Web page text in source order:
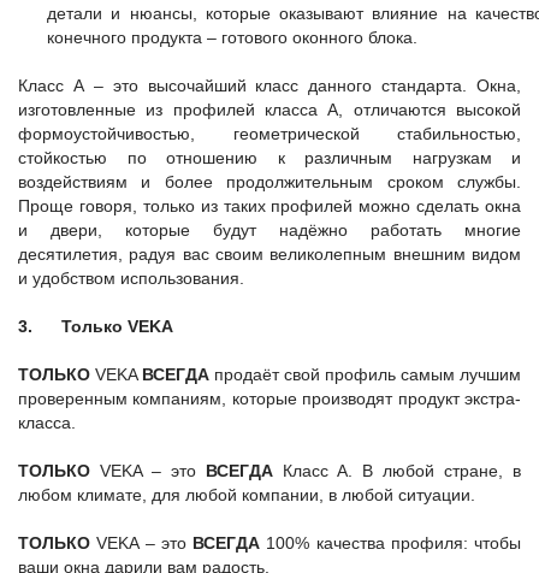
детали и нюансы, которые оказывают влияние на
конечного продукта – готового оконного блока.
Класс А – это высочайший класс данного стандарта. Окна,
изготовленные из профилей класса А, отличаются высокой
формоустойчивостью, геометрической стабильностью,
стойкостью по отношению к различным нагрузкам и
воздействиям и более продолжительным сроком службы.
Проще говоря, только из таких профилей можно сделать окна
и двери, которые будут надёжно работать многие
десятилетия, радуя вас своим великолепным внешним видом
и удобством использования.
3. Только VEKA
ТОЛЬКО VEKA ВСЕГДА продаёт свой профиль самым лучшим
проверенным компаниям, которые производят продукт экстра-
класса.
ТОЛЬКО VEKA – это ВСЕГДАКласс А. В любой стране, в
любом климате, для любой компании, в любой ситуации.
ТОЛЬКО VEKA – это ВСЕГДА 100% качества профиля: чтобы
ваши окна дарили вам радость.